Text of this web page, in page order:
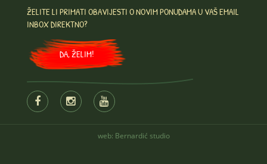
ŽELITE LI PRIMATI OBAVIJESTI O NOVIM PONUDAMA U VAŠ EMAIL
INBOX DIREKTNO?
DA, ŽELIM!
web: Bernardić studio